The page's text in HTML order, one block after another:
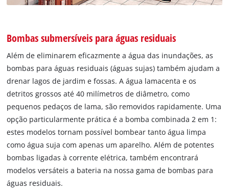
Bombas submersíveis para águas residuais
Além de eliminarem eficazmente a água das inundações, as
bombas para águas residuais (águas sujas) também ajudam a
drenar lagos de jardim e fossas. A água lamacenta e os
detritos grossos até 40 milímetros de diâmetro, como
pequenos pedaços de lama, são removidos rapidamente. Uma
opção particularmente prática é a bomba combinada 2 em 1:
estes modelos tornam possível bombear tanto água limpa
como água suja com apenas um aparelho. Além de potentes
bombas ligadas à corrente elétrica, também encontrará
modelos versáteis a bateria na nossa gama de bombas para
águas residuais.